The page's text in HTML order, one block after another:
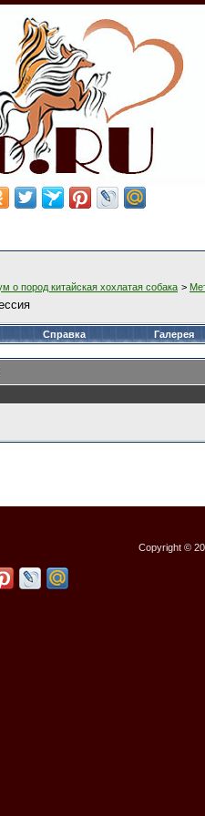
о пород китайская хохлатая собака >
Справка Галерея
Copyright ©